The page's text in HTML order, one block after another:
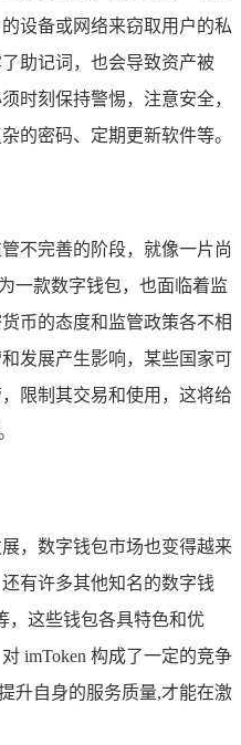
设备或网络来窃取用户的私
助记词，也会导致资产被
时刻保持警惕，注意安全，
的密码、定期更新软件等。
不完善的阶段，就像一片尚
一款数字钱包，也面临着监
币的态度和监管政策各不相
发展产生影响，某些国家可
限制其交易和使用，这将给
，数字钱包市场也变得越来
有许多其他知名的数字钱
，这些钱包各具特色和优
imToken 构成了一定的竞争
升自身的服务质量,才能在激